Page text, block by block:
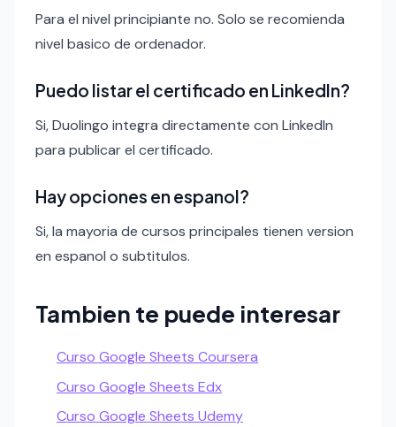
Para el nivel principiante no. Solo se recomienda
nivel basico de ordenador.
Puedo listar el certificado en LinkedIn?
Si, Duolingo integra directamente con LinkedIn
para publicar el certificado.
Hay opciones en espanol?
Si, la mayoria de cursos principales tienen version
en espanol o subtitulos.
Tambien te puede interesar
Curso Google Sheets Coursera
Curso Google Sheets Edx
Curso Google Sheets Udemy